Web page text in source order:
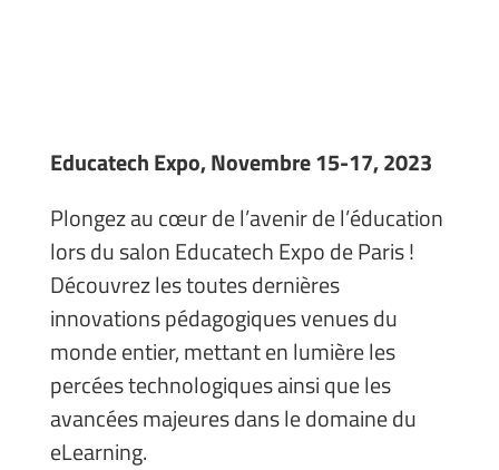
Educatech Expo, Novembre 15-17, 2023
Plongez au cœur de l’avenir de l’éducation
lors du salon Educatech Expo de Paris !
Découvrez les toutes dernières
innovations pédagogiques venues du
monde entier, mettant en lumière les
percées technologiques ainsi que les
avancées majeures dans le domaine du
eLearning.